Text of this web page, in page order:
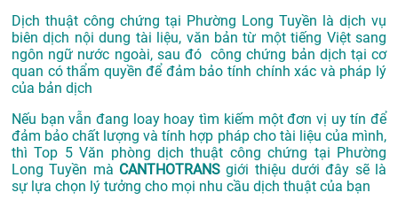
Dịch thuật công chứng tại Phường Long Tuyền là dịch vụ
biên dịch nội dung tài liệu, văn bản từ một tiếng Việt sang
ngôn ngữ nước ngoài, sau đó công chứng bản dịch tại cơ
quan có thẩm quyền để đảm bảo tính chính xác và pháp lý
của bản dịch
Nếu bạn vẫn đang loay hoay tìm kiếm một đơn vị uy tín để
đảm bảo chất lượng và tính hợp pháp cho tài liệu của mình,
thì Top 5 Văn phòng dịch thuật công chứng tại Phường
Long Tuyền mà CANTHOTRANS giới thiệu dưới đây sẽ là
sự lựa chọn lý tưởng cho mọi nhu cầu dịch thuật của bạn